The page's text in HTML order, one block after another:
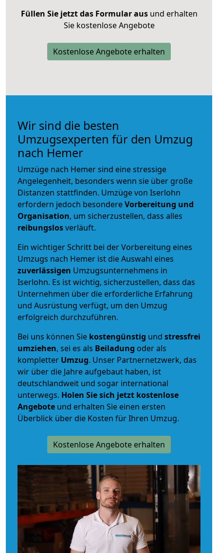
Füllen Sie jetzt das Formular ausund erhalten
Sie kostenlose Angebote
Kostenlose Angebote erhalten
Wir sind die besten
Umzugsexperten für den Umzug
nach Hemer
Umzüge nach Hemer sind eine stressige
Angelegenheit, besonders wenn sie über große
Distanzen stattfinden. Umzüge von Iserlohn
erfordern jedoch besondereVorbereitung und
Organisation, um sicherzustellen, dass alles
reibungslosverläuft.
Ein wichtiger Schritt bei der Vorbereitung eines
Umzugs nach Hemer ist die Auswahl eines
zuverlässigen Umzugsunternehmens in
Iserlohn. Es ist wichtig, sicherzustellen, dass das
Unternehmen über die erforderliche Erfahrung
und Ausrüstung verfügt, um den Umzug
erfolgreich durchzuführen.
Bei uns können Sie kostengünstig und stressfrei
umziehen, sei es als Beiladung oder als
kompletter Umzug. Unser Partnernetzwerk, das
wir über die Jahre aufgebaut haben, ist
deutschlandweit und sogar international
unterwegs. Holen Sie sich jetzt kostenlose
Angebote und erhalten Sie einen ersten
Überblick über die Kosten für Ihren Umzug.
Kostenlose Angebote erhalten